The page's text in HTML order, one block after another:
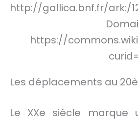
http://gallica.bnf.fr/ark:/
https://
Les déplacements au
Le XXe siècle marque